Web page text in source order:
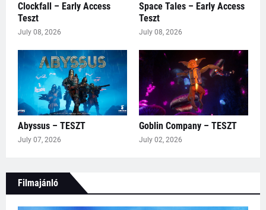
Clockfall – Early Access
Teszt
July 08, 2026
Space Tales – Early Access
Teszt
July 08, 2026
Abyssus – TESZT
July 07, 2026
Goblin Company – TESZT
July 02, 2026
Filmajánló